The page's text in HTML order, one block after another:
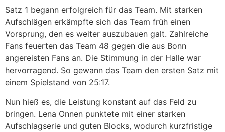
Satz 1 begann erfolgreich für das Team. Mit starken
Aufschlägen erkämpfte sich das Team früh einen
Vorsprung, den es weiter auszubauen galt. Zahlreiche
Fans feuerten das Team 48 gegen die aus Bonn
angereisten Fans an. Die Stimmung in der Halle war
hervorragend. So gewann das Team den ersten Satz mit
einem Spielstand von 25:17.
Nun hieß es, die Leistung konstant auf das Feld zu
bringen. Lena Onnen punktete mit einer starken
Aufschlagserie und guten Blocks, wodurch kurzfristige